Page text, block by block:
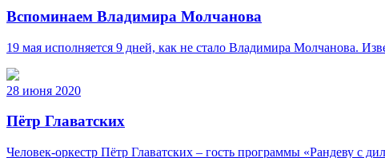
Вспоминаем Владимира Молчанова
19 мая исполняется 9 дней, как не стало Владимира Молчанова.
28 июня 2020
Пётр Главатских
Человек-оркестр Пётр Главатских – гость программы «Рандеву с